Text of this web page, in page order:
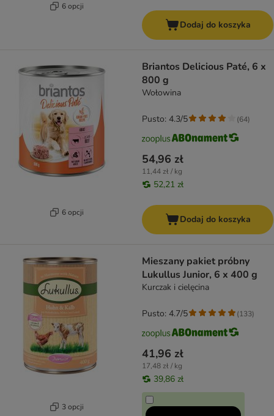
6 opcji
Dodaj do koszyka
6 opcji
Briantos Delicious Paté, 6 x
800 g
Wołowina
54,96 zł
11,44 zł / kg
52,21 zł
Pusto: 4.3/5 (64)
Dodaj do koszyka
3 opcji
Mieszany pakiet próbny
Lukullus Junior, 6 x 400 g
Kurczak i cielęcina
41,96 zł
17,48 zł / kg
39,86 zł
Pusto: 4.7/5 (133)